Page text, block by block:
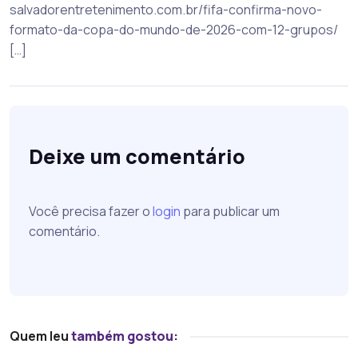
salvadorentretenimento.com.br/fifa-confirma-novo-
formato-da-copa-do-mundo-de-2026-com-12-grupos/
[…]
Deixe um comentário
Você precisa fazer ologin para publicar um
comentário.
Quem leutambém gostou: